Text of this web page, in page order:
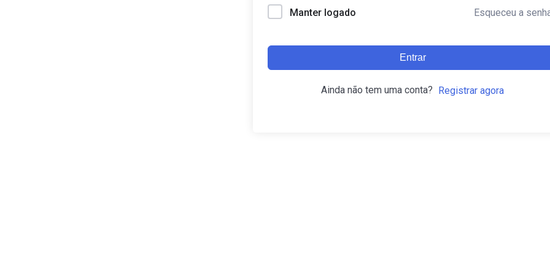
Manter logado Esqueceu a
Entrar
Ainda não tem uma conta? Registrar agora